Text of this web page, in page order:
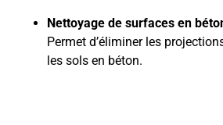
Nettoyage de surfaces en
Permet d’éliminer les
les sols en béton.